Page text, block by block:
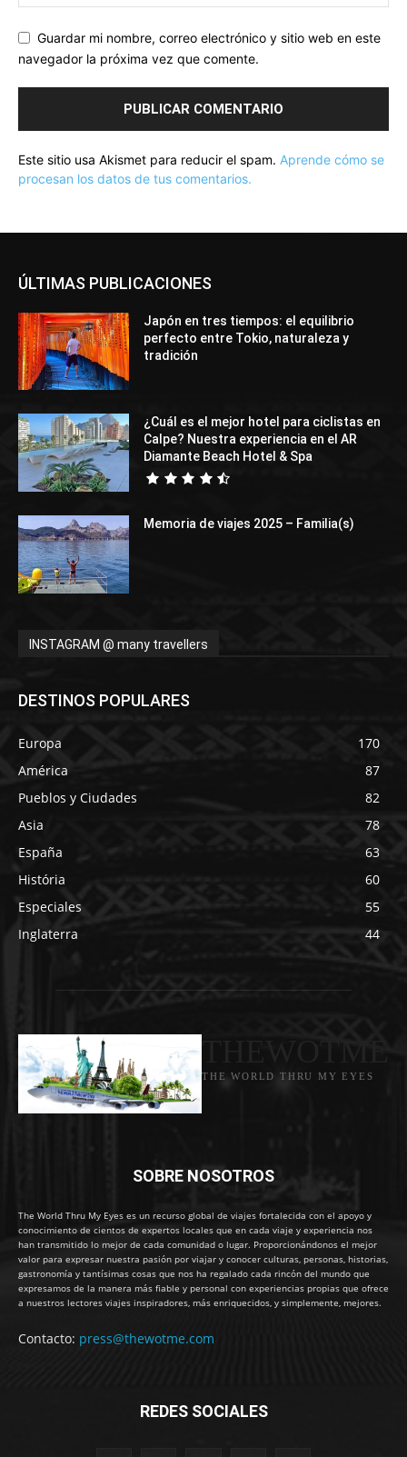
Guardar mi nombre, correo electrónico y sitio web en este
navegador la próxima vez que comente.
Este sitio usa Akismet para reducir el spam. Aprende cómo se
procesan los datos de tus comentarios.
ÚLTIMAS PUBLICACIONES
Japón en tres tiempos: el equilibrio
perfecto entre Tokio, naturaleza y
tradición
¿Cuál es el mejor hotel para ciclistas en
Calpe? Nuestra experiencia en el AR
Diamante Beach Hotel & Spa
Memoria de viajes 2025 – Familia(s)
INSTAGRAM @ many travellers
DESTINOS POPULARES
Europa
170
América
87
Pueblos y Ciudades
82
Asia
78
España
63
História
60
Especiales
55
Inglaterra
44
THE WORLD THRU MY EYES
SOBRE NOSOTROS
The World Thru My Eyes es un recurso global de viajes fortalecida con el apoyo y
conocimiento de cientos de expertos locales que en cada viaje y experiencia nos
han transmitido lo mejor de cada comunidad o lugar. Proporcionándonos el mejor
valor para expresar nuestra pasión por viajar y conocer culturas, personas, historias,
gastronomía y tantísimas cosas que nos ha regalado cada rincón del mundo que
expresamos de la manera más fiable y personal con experiencias propias que ofrece
a nuestros lectores viajes inspiradores, más enriquecidos, y simplemente, mejores.
Contacto: press@thewotme.com
REDES SOCIALES